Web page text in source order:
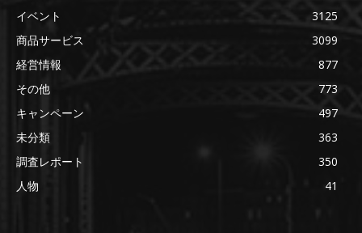
イベント
3125
商品サービス
3099
経営情報
877
その他
773
キャンペーン
497
未分類
363
調査レポート
350
人物
41